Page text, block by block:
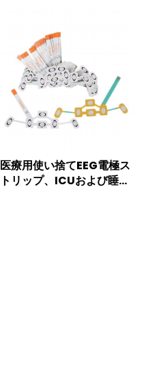
医療用使い捨てEEG電極ス
トリップ、ICUおよび睡眠